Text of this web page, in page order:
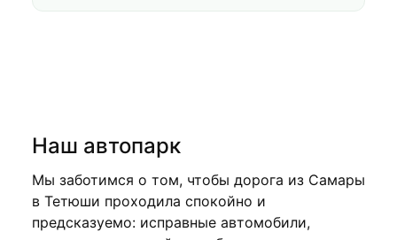
Наш автопарк
Мы заботимся о том, чтобы дорога из Самары
в Тетюши проходила спокойно и
предсказуемо: исправные автомобили,